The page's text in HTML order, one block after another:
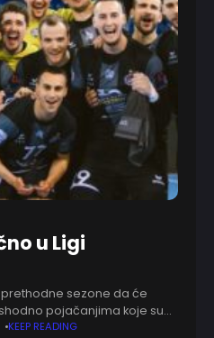
u Ligi
sezone da će
pojačanjima koje su
da su crno-beli
KEEP READING